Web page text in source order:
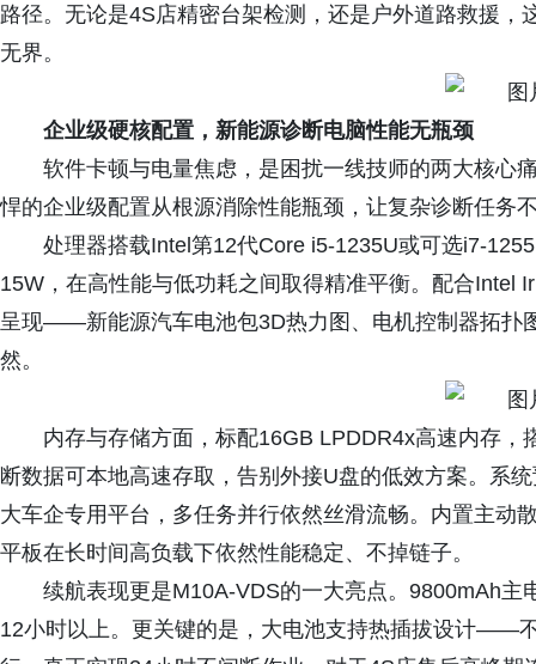
路径。无论是4S店精密台架检测，还是户外道路救援
无界。
企业级硬核配置，新能源诊断电脑性能无瓶颈
软件卡顿与电量焦虑，是困扰一线技师的两大核心
悍的企业级配置从根源消除性能瓶颈，让复杂诊断任务
处理器搭载Intel第12代Core i5-1235U或可选i7-
15W，在高性能与低功耗之间取得精准平衡。配合Intel
呈现——新能源汽车电池包3D热力图、电机控制器拓扑
然。
内存与存储方面，标配16GB LPDDR4x高速内存
断数据可本地高速存取，告别外接U盘的低效方案。系
大车企专用平台，多任务并行依然丝滑流畅。内置主动
平板在长时间高负载下依然性能稳定、不掉链子。
续航表现更是M10A-VDS的一大亮点。9800mAh
12小时以上。更关键的是，大电池支持热插拔设计——